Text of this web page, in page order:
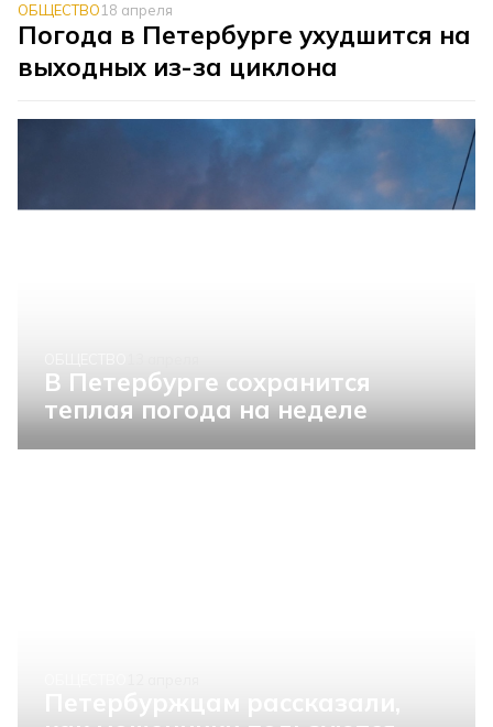
ОБЩЕСТВО18 апреля
Погода в Петербурге ухудшится на
выходных из-за циклона
В Петербурге сохранится
теплая погода на неделе